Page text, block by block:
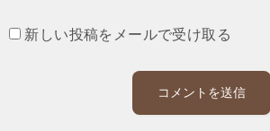
新しい投稿をメールで受け取る